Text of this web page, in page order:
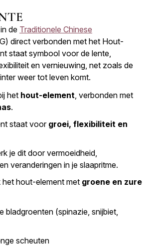
de Traditionele Chinese
direct verbonden met het Hout-
staat symbool voor de lente,
en vernieuwing, net zoals de
weer tot leven komt.
het hout-element, verbonden met
.
staat voor groei, flexibiliteit en
je dit door vermoeidheid,
veranderingen in je slaapritme.
het hout-element met groene en zure
bladgroenten (spinazie, snijbiet,
scheuten